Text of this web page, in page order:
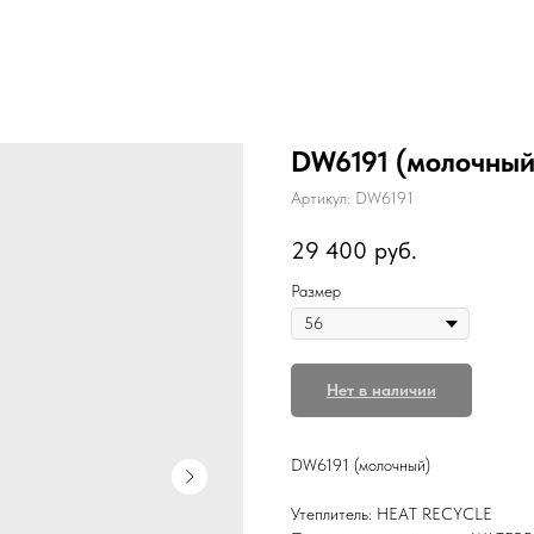
DW6191
Артикул: DW6191
29 400 руб.
Размер
Нет в наличии
DW6191 (молочный)
Утеплитель: HEAT RECYCLE